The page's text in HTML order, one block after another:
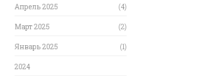
Апрель 2025 (4)
Март 2025 (2)
Январь 2025 (1)
2024